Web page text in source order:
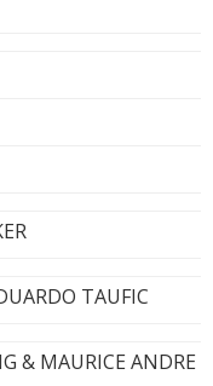
TAUFIC
& MAURICE ANDRE